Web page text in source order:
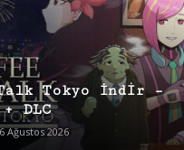
Tokyo İndir –
DLC
6 Ağustos 2026